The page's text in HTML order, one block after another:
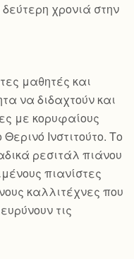
χρονιά στην
μαθητές και
να διδαχτούν και
με κορυφαίους
Ινστιτούτο. Το
ρεσιτάλ πιάνου
πιανίστες
καλλιτέχνες που
τις